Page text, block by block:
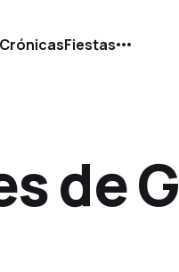
CrónicasFiestas
de